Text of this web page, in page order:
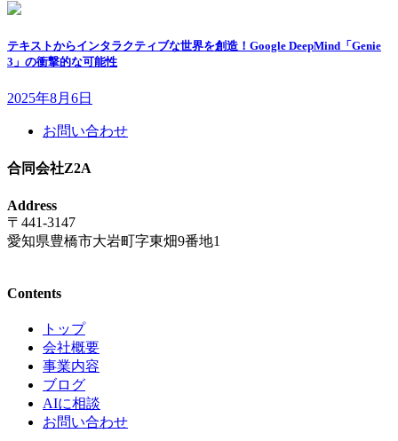
テキストからインタラクティブな世界を創造！Google DeepMind「Genie
3」の衝撃的な可能性
2025年8月6日
お問い合わせ
合同会社Z2A
Address
〒441-3147
愛知県豊橋市大岩町字東畑9番地1
Contents
トップ
会社概要
事業内容
ブログ
AIに相談
お問い合わせ